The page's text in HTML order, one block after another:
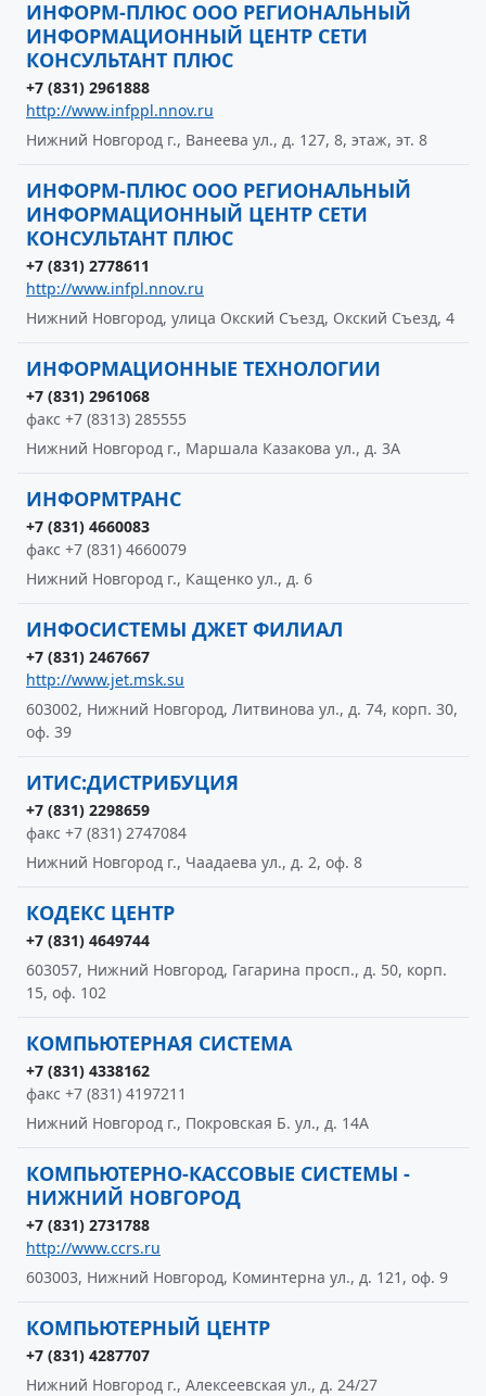
ИНФОРМ-ПЛЮС ООО РЕГИОНАЛЬНЫЙ
ИНФОРМАЦИОННЫЙ ЦЕНТР СЕТИ
КОНСУЛЬТАНТ ПЛЮС
+7 (831) 2961888
http://www.infppl.nnov.ru
Нижний Новгород г., Ванеева ул., д. 127, 8, этаж, эт. 8
ИНФОРМ-ПЛЮС ООО РЕГИОНАЛЬНЫЙ
ИНФОРМАЦИОННЫЙ ЦЕНТР СЕТИ
КОНСУЛЬТАНТ ПЛЮС
+7 (831) 2778611
http://www.infpl.nnov.ru
Нижний Новгород, улица Окский Съезд, Окский Съезд, 4
ИНФОРМАЦИОННЫЕ ТЕХНОЛОГИИ
+7 (831) 2961068
факс +7 (8313) 285555
Нижний Новгород г., Маршала Казакова ул., д. 3А
ИНФОРМТРАНС
+7 (831) 4660083
факс +7 (831) 4660079
Нижний Новгород г., Кащенко ул., д. 6
ИНФОСИСТЕМЫ ДЖЕТ ФИЛИАЛ
+7 (831) 2467667
http://www.jet.msk.su
603002, Нижний Новгород, Литвинова ул., д. 74, корп. 30,
оф. 39
ИТИС:ДИСТРИБУЦИЯ
+7 (831) 2298659
факс +7 (831) 2747084
Нижний Новгород г., Чаадаева ул., д. 2, оф. 8
КОДЕКС ЦЕНТР
+7 (831) 4649744
603057, Нижний Новгород, Гагарина просп., д. 50, корп.
15, оф. 102
КОМПЬЮТЕРНАЯ СИСТЕМА
+7 (831) 4338162
факс +7 (831) 4197211
Нижний Новгород г., Покровская Б. ул., д. 14А
КОМПЬЮТЕРНО-КАССОВЫЕ СИСТЕМЫ -
НИЖНИЙ НОВГОРОД
+7 (831) 2731788
http://www.ccrs.ru
603003, Нижний Новгород, Коминтерна ул., д. 121, оф. 9
КОМПЬЮТЕРНЫЙ ЦЕНТР
+7 (831) 4287707
Нижний Новгород г., Алексеевская ул., д. 24/27